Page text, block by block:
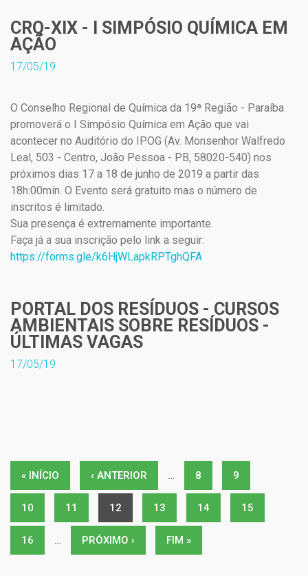
CRQ-XIX - I SIMPÓSIO QUÍMICA EM
AÇÃO
17/05/19
O Conselho Regional de Química da 19ª Região - Paraíba
promoverá o I Simpósio Química em Ação que vai
acontecer no Auditório do IPOG (Av. Monsenhor Walfredo
Leal, 503 - Centro, João Pessoa - PB, 58020-540) nos
próximos dias 17 a 18 de junho de 2019 a partir das
18h:00min. O Evento será gratuito mas o número de
inscritos é limitado.
Sua presença é extremamente importante.
Faça já a sua inscrição pelo link a seguir:
https://forms.gle/k6HjWLapkRPTghQFA
PORTAL DOS RESÍDUOS - CURSOS
AMBIENTAIS SOBRE RESÍDUOS -
ÚLTIMAS VAGAS
17/05/19
« INÍCIO ‹ ANTERIOR … 8 9
10 11 12 13 14 15
16 … PRÓXIMO › FIM »